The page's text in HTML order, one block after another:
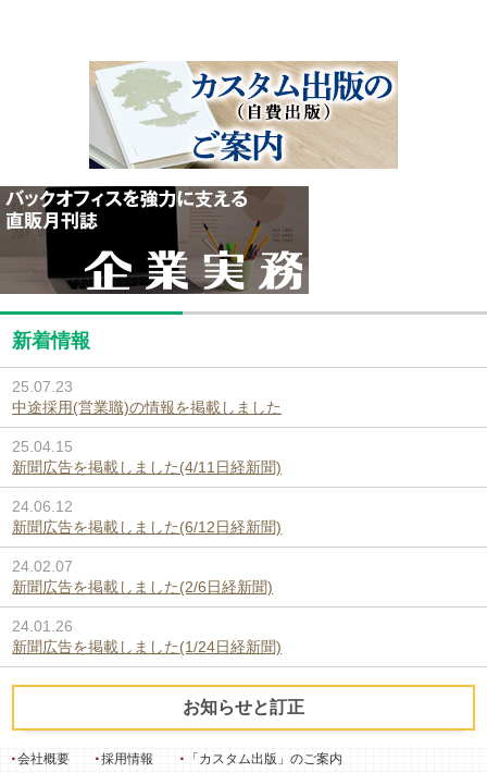
新着情報
25.07.23
中途採用(営業職)の情報を掲載しました
25.04.15
新聞広告を掲載しました(4/11日経新聞)
24.06.12
新聞広告を掲載しました(6/12日経新聞)
24.02.07
新聞広告を掲載しました(2/6日経新聞)
24.01.26
新聞広告を掲載しました(1/24日経新聞)
お知らせと訂正
会社概要 採用情報 「カスタム出版」のご案内